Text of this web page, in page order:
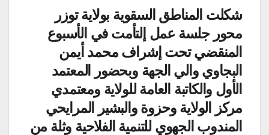
شكلت المناطق السقوية بولاية توزر
محور جلسة عمل إلتأمت في الأسبوع
المنقضي تحت إشراف محمد أيمن
البجاوي والي الجهة وبحضور المعتمد
الأول والكاتبة العامة للولاية ومعتمدي
مركز الولاية وحزوة والبشير المرايحي
المندوب الجهوي للتنمية الفلاحية وثلة من